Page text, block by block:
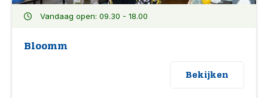
Vandaag open: 09.30 - 18.00
Bloomm
Bekijken